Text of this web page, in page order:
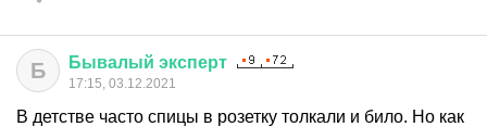
Б Бывалый эксперт
17:15, 03.12.2021
В детстве часто спицы в розетку толкали и било. Но как